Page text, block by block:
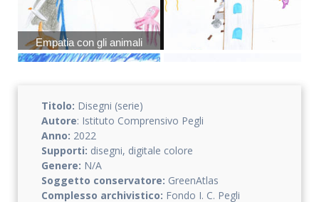
Empatia con gli animali
Empatia con gli animali
Titolo: Disegni (serie)
Autore: Istituto Comprensivo Pegli
Anno: 2022
Supporti: disegni, digitale colore
Genere: N/A
Soggetto conservatore: GreenAtlas
Complesso archivistico: Fondo I. C. Pegli